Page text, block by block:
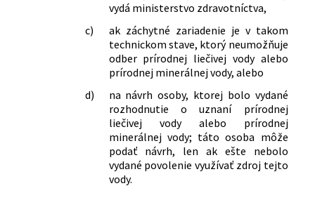
vydá ministerstvo zdravotníctva,
c)
ak záchytné zariadenie je v takom
technickom stave, ktorý neumožňuje
odber prírodnej liečivej vody alebo
prírodnej minerálnej vody, alebo
d)
na návrh osoby, ktorej bolo vydané
rozhodnutie o uznaní prírodnej
liečivej vody alebo prírodnej
minerálnej vody; táto osoba môže
podať návrh, len ak ešte nebolo
vydané povolenie využívať zdroj tejto
vody.